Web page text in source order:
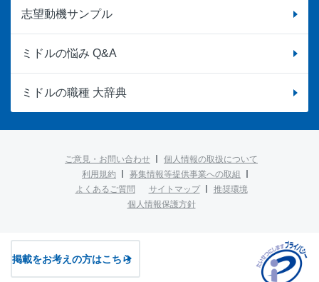
志望動機サンプル
ミドルの悩み Q&A
ミドルの職種 大辞典
ご意見・お問い合わせ
個人情報の取扱について
利用規約
募集情報等提供事業への取組
よくあるご質問
サイトマップ
推奨環境
個人情報保護方針
掲載をお考えの方はこちら